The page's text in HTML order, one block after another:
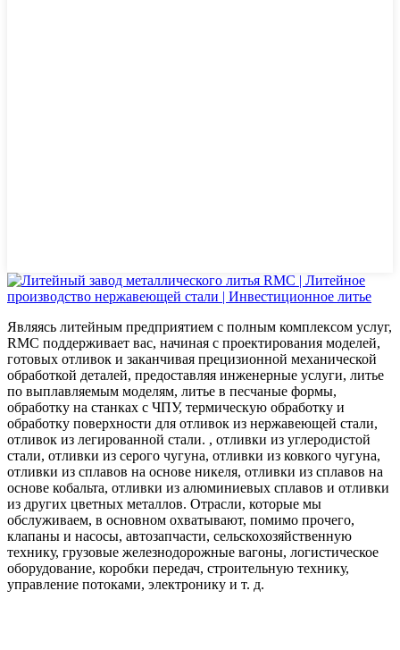
Являясь литейным предприятием с полным комплексом услуг,
RMC поддерживает вас, начиная с проектирования моделей,
готовых отливок и заканчивая прецизионной механической
обработкой деталей, предоставляя инженерные услуги, литье
по выплавляемым моделям, литье в песчаные формы,
обработку на станках с ЧПУ, термическую обработку и
обработку поверхности для отливок из нержавеющей стали,
отливок из легированной стали. , отливки из углеродистой
стали, отливки из серого чугуна, отливки из ковкого чугуна,
отливки из сплавов на основе никеля, отливки из сплавов на
основе кобальта, отливки из алюминиевых сплавов и отливки
из других цветных металлов. Отрасли, которые мы
обслуживаем, в основном охватывают, помимо прочего,
клапаны и насосы, автозапчасти, сельскохозяйственную
технику, грузовые железнодорожные вагоны, логистическое
оборудование, коробки передач, строительную технику,
управление потоками, электронику и т. д.